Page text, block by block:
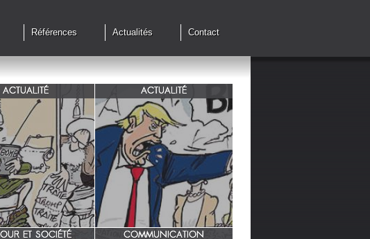
Références Actualités Contact
ACTUALITÉ
des accords de cessez
ACTUALITÉ
G7 à Evian, Trump, une fois de
plus ,s'en prend aux européens.
ET SOCIÉTÉ COMMUNICATION